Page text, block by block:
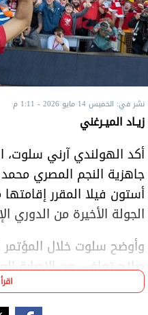
نشر في: الخميس 14 مايو 2026 - 1:11 م
زيـاد الميـرغني
أكد الهولندي آرني سلوت،
جاهزية النجم المصري
أستون فيلا المقرر
الجولة الأخيرة من الدوري
وأوضح سلوت خلال المؤتمر
صلاح تعافى من الإصابة
مواجهة كريستال بالاس،
خلال التدريبات الأخيرة